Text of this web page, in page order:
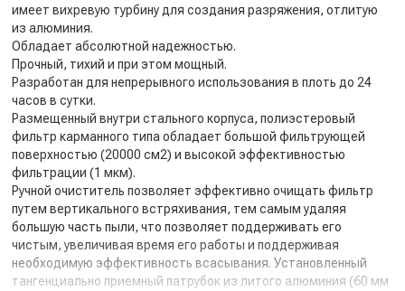
имеет вихревую турбину для создания разряжения, отлитую
из алюминия.
Обладает абсолютной надежностью.
Прочный, тихий и при этом мощный.
Разработан для непрерывного использования в плоть до 24
часов в сутки.
Размещенный внутри стального корпуса, полиэстеровый
фильтр карманного типа обладает большой фильтрующей
поверхностью (20000 см2) и высокой эффективностью
фильтрации (1 мкм).
Ручной очиститель позволяет эффективно очищать фильтр
путем вертикального встряхивания, тем самым удаляя
большую часть пыли, что позволяет поддерживать его
чистым, увеличивая время его работы и поддерживая
необходимую эффективность всасывания. Установленный
тангенциально приемный патрубок из литого алюминия (60 мм